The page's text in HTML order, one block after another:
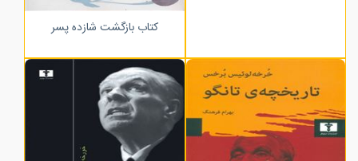
کتاب بازگشت شازده پسر